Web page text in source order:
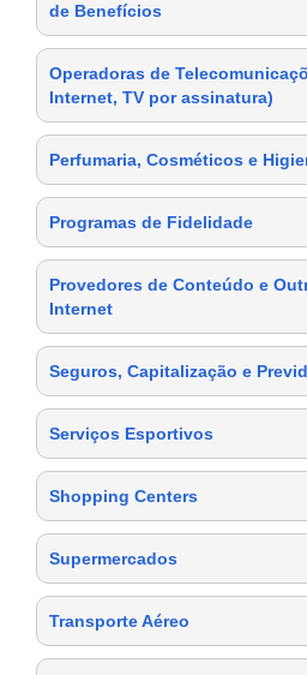
de Benefícios
Operadoras de
Internet, TV por assinatura)
Perfumaria, Cosméticos e
Programas de Fidelidade
Provedores de Conteúdo e
Internet
Seguros, Capitalização e
Serviços Esportivos
Shopping Centers
Supermercados
Transporte Aéreo